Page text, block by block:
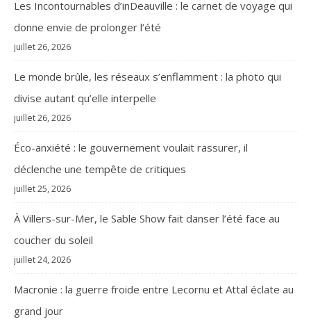
Les Incontournables d’inDeauville : le carnet de voyage qui
donne envie de prolonger l’été
juillet 26, 2026
Le monde brûle, les réseaux s’enflamment : la photo qui
divise autant qu’elle interpelle
juillet 26, 2026
Éco-anxiété : le gouvernement voulait rassurer, il
déclenche une tempête de critiques
juillet 25, 2026
À Villers-sur-Mer, le Sable Show fait danser l’été face au
coucher du soleil
juillet 24, 2026
Macronie : la guerre froide entre Lecornu et Attal éclate au
grand jour